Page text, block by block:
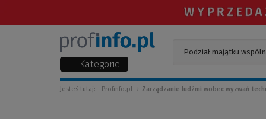
Kategorie
Jesteś tutaj: Profinfo.pl Zarządzanie ludźmi wobec wyzwań